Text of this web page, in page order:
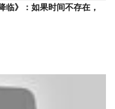
临》：如果时间不存在，